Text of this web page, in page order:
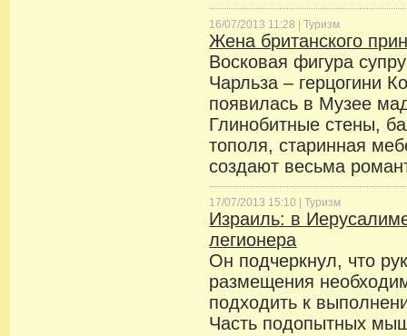
16/07/2013 11:28 |Туризм
Жена британского
Восковая фигура
Чарльза – герцогини
появилась в Музее
Глинобитные стены,
тополя, старинная
создают весьма
17/07/2013 15:10 |Туризм
Израиль: в
легионера
Он подчеркнул, что
размещения
подходить к
Часть подопытных